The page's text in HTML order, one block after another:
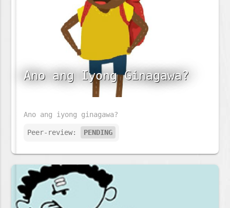
Ano ang Iyong Ginagawa?
Ano ang iyong ginagawa?
Peer-review: PENDING